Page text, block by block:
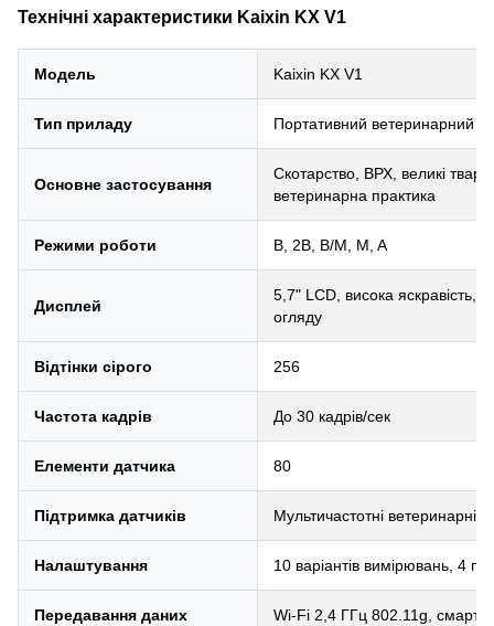
Технічні характеристики Kaixin KX V1
Модель Kaixin KX V1
Тип приладу Портативний ветеринарний
Основне застосування
Скотарство, ВРХ, великі
ветеринарна практика
Режими роботи B, 2B, B/M, M, A
Дисплей
5,7" LCD, висока яскравість,
огляду
Відтінки сірого 256
Частота кадрів До 30 кадрів/сек
Елементи датчика 80
Підтримка датчиків Мультичастотні ветеринарні
Налаштування 10 варіантів вимірювань, 4
Передавання даних Wi-Fi 2,4 ГГц 802.11g,